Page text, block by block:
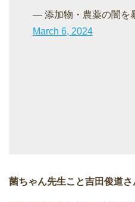
— 添加物・農薬の闇を
March 6, 2024
菌ちゃん先生こと吉田俊道